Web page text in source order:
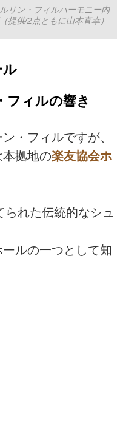
リン・フィルハーモニー内
提供/2点ともに山本直幸）
ル
フィルの響き
・フィルですが、
拠地の楽友協会ホ
れた伝統的なシュ
ルの一つとして知